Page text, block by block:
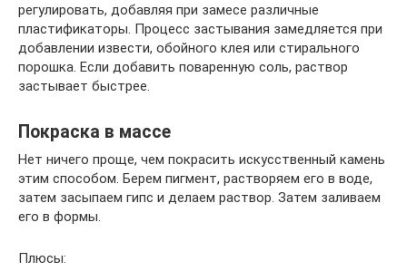
регулировать, добавляя при замесе различные
пластификаторы. Процесс застывания замедляется при
добавлении извести, обойного клея или стирального
порошка. Если добавить поваренную соль, раствор
застывает быстрее.
Покраска в массе
Нет ничего проще, чем покрасить искусственный камень
этим способом. Берем пигмент, растворяем его в воде,
затем засыпаем гипс и делаем раствор. Затем заливаем
его в формы.
Плюсы: